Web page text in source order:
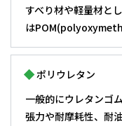
すべり材や軽量材と
は
ポリウレタン
一般的にウレタンゴ
張力や耐摩耗性、耐